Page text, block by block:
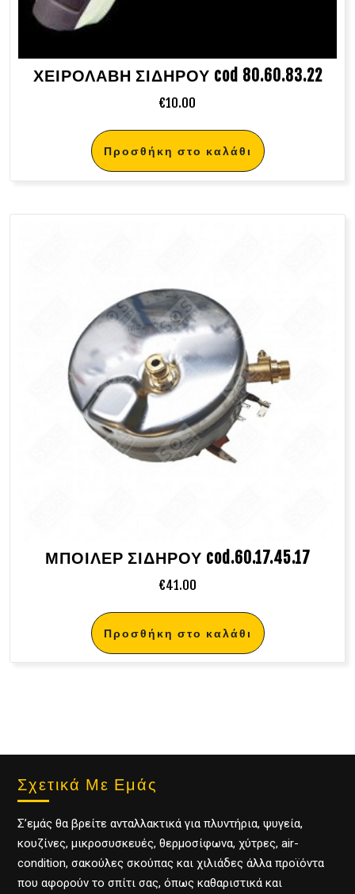
ΧΕΙΡΟΛΑΒΗ ΣΙΔΗΡΟΥ cod 80.60.83.22
€10.00
Προσθήκη στο καλάθι
ΜΠΟΙΛΕΡ ΣΙΔΗΡΟΥ cod.60.17.45.17
€41.00
Προσθήκη στο καλάθι
Σχετικά Με Εμάς
Σ’εμάς θα βρείτε ανταλλακτικά για πλυντήρια, ψυγεία,
κουζίνες, μικροσυσκευές, θερμοσίφωνα, χύτρες, air-
condition, σακούλες σκούπας και χιλιάδες άλλα προϊόντα
που αφορούν το σπίτι σας, όπως καθαριστικά και